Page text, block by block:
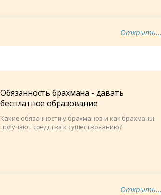
Открыть...
Обязанность брахмана - давать
бесплатное образование
Какие обязанности у брахманов и как брахманы
получают средства к существованию?
Открыть...